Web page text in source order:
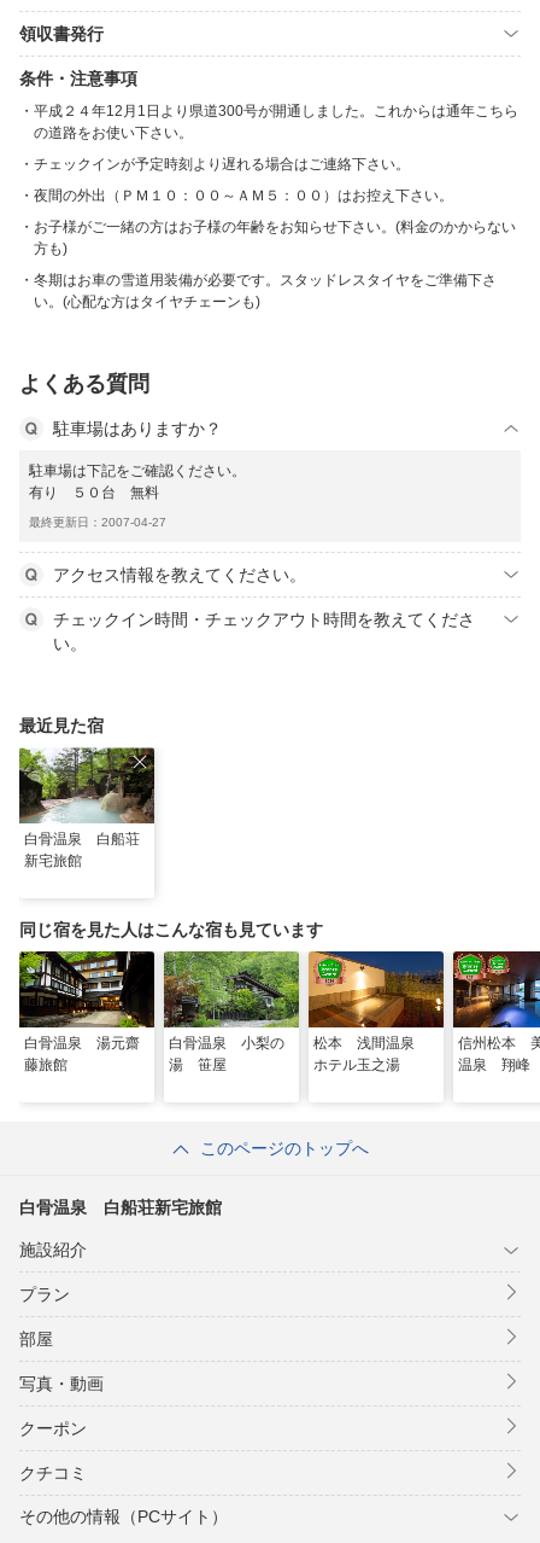
領収書発行
条件・注意事項
平成２４年12月1日より県道300号が開通しました。これからは通年こちら
の道路をお使い下さい。
チェックインが予定時刻より遅れる場合はご連絡下さい。
夜間の外出（ＰＭ１０：００～ＡＭ５：００）はお控え下さい。
お子様がご一緒の方はお子様の年齢をお知らせ下さい。(料金のかからない
方も)
冬期はお車の雪道用装備が必要です。スタッドレスタイヤをご準備下さ
い。(心配な方はタイヤチェーンも)
よくある質問
駐車場はありますか？
駐車場は下記をご確認ください。
有り ５０台 無料
最終更新日：2007-04-27
アクセス情報を教えてください。
チェックイン時間・チェックアウト時間を教えてくださ
い。
最近見た宿
白骨温泉 白船荘
新宅旅館
同じ宿を見た人はこんな宿も見ています
白骨温泉 湯元齋
藤旅館
白骨温泉 小梨の
湯 笹屋
松本 浅間温泉
ホテル玉之湯
信州松本
温泉 翔峰
このページのトップへ
白骨温泉 白船荘新宅旅館
施設紹介
プラン
部屋
写真・動画
クーポン
クチコミ
その他の情報（PCサイト）